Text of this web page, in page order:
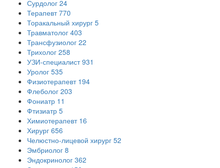
Сурдолог 24
Терапевт 770
Торакальный хирург 5
Травматолог 403
Трансфузиолог 22
Трихолог 258
УЗИ-специалист 931
Уролог 535
Физиотерапевт 194
Флеболог 203
Фониатр 11
Фтизиатр 5
Химиотерапевт 16
Хирург 656
Челюстно-лицевой хирург 52
Эмбриолог 8
Эндокринолог 362